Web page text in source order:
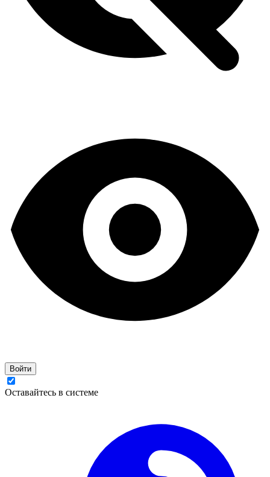
Войти
Оставайтесь в системе